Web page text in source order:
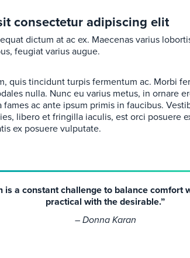
consectetur adipiscing elit
dictum at ac ex. Maecenas varius
feugiat varius augue.
quis tincidunt turpis fermentum ac. Morbi
nulla. Nunc eu varius metus, in ornare
ac ante ipsum primis in faucibus.
libero et fringilla iaculis, est orci posuere
ex posuere vulputate.
is a constant challenge to balance comfort
practical with the desirable.”
– Donna Karan